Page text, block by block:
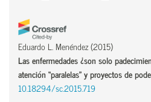
Eduardo L. Menéndez(2015)
Las enfermedades ¿son solo
atención “paralelas” y proyectos de
10.18294/sc.2015.719